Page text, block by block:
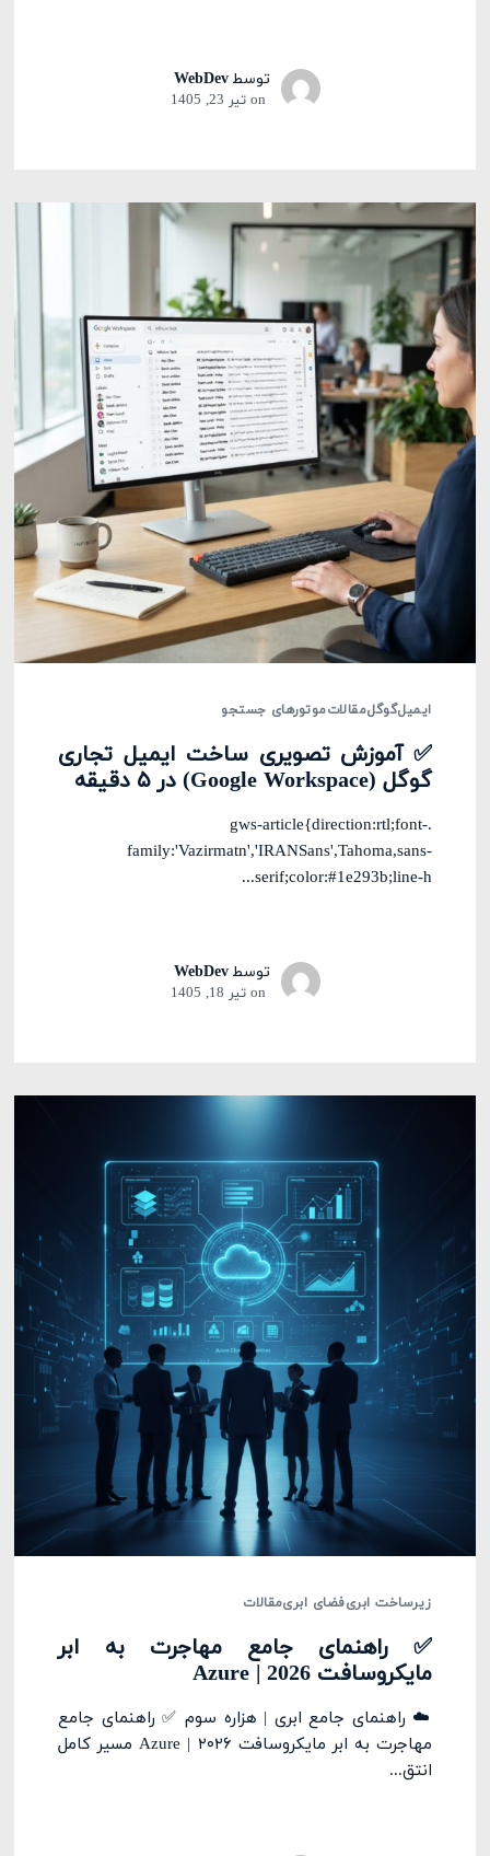
توسطWebDev
on تیر 23, 1405
ایمیلگوگلمقالاتموتورهای جستجو
✅ آموزش تصویری ساخت ایمیل تجاری
گوگل (Google Workspace) در ۵ دقیقه
.gws-article{direction:rtl;font-
family:'Vazirmatn','IRANSans',Tahoma,sans-
serif;color:#1e293b;line-h...
توسطWebDev
on تیر 18, 1405
زیرساخت ابریفضای ابریمقالات
✅ راهنمای جامع مهاجرت به ابر
مایکروسافت Azure | 2026
☁️ راهنمای جامع ابری | هزاره سوم ✅ راهنمای جامع
مهاجرت به ابر مایکروسافت Azure | ۲۰۲۶ مسیر کامل
انتق...